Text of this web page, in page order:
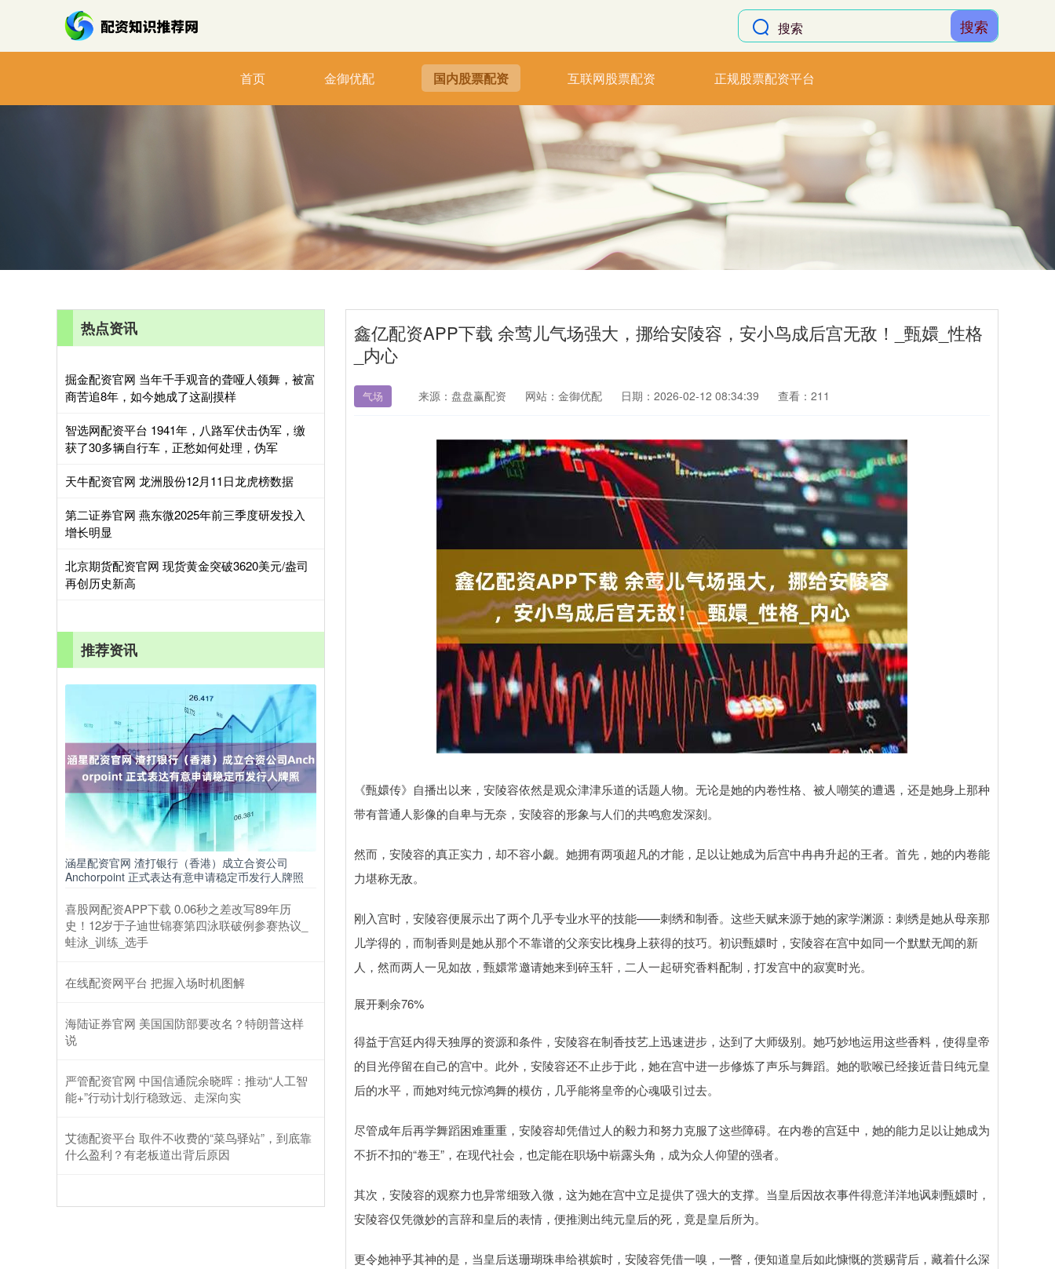
搜索
首页 金御优配 国内股票配资 互联网股票配资 正规股票配资平台
鑫亿配资APP下载 余莺儿气场强大，挪给安陵容，安小鸟成后宫无敌！_甄嬛_性格
_内心
气场 来源：盘盘赢配资 网站：金御优配 日期：2026-02-12 08:34:39 查看：211
《甄嬛传》自播出以来，安陵容依然是观众津津乐道的话题人物。无论是她的内卷性格、被人嘲笑的遭遇，还是她身上那种
带有普通人影像的自卑与无奈，安陵容的形象与人们的共鸣愈发深刻。
然而，安陵容的真正实力，却不容小觑。她拥有两项超凡的才能，足以让她成为后宫中冉冉升起的王者。首先，她的内卷能
力堪称无敌。
刚入宫时，安陵容便展示出了两个几乎专业水平的技能——刺绣和制香。这些天赋来源于她的家学渊源：刺绣是她从母亲那
儿学得的，而制香则是她从那个不靠谱的父亲安比槐身上获得的技巧。初识甄嬛时，安陵容在宫中如同一个默默无闻的新
人，然而两人一见如故，甄嬛常邀请她来到碎玉轩，二人一起研究香料配制，打发宫中的寂寞时光。
展开剩余76%
得益于宫廷内得天独厚的资源和条件，安陵容在制香技艺上迅速进步，达到了大师级别。她巧妙地运用这些香料，使得皇帝
的目光停留在自己的宫中。此外，安陵容还不止步于此，她在宫中进一步修炼了声乐与舞蹈。她的歌喉已经接近昔日纯元皇
后的水平，而她对纯元惊鸿舞的模仿，几乎能将皇帝的心魂吸引过去。
尽管成年后再学舞蹈困难重重，安陵容却凭借过人的毅力和努力克服了这些障碍。在内卷的宫廷中，她的能力足以让她成为
不折不扣的“卷王”，在现代社会，也定能在职场中崭露头角，成为众人仰望的强者。
其次，安陵容的观察力也异常细致入微，这为她在宫中立足提供了强大的支撑。当皇后因故衣事件得意洋洋地讽刺甄嬛时，
安陵容仅凭微妙的言辞和皇后的表情，便推测出纯元皇后的死，竟是皇后所为。
更令她神乎其神的是，当皇后送珊瑚珠串给祺嫔时，安陵容凭借一嗅，一瞥，便知道皇后如此慷慨的赏赐背后，藏着什么深
热点资讯
掘金配资官网 当年千手观音的聋哑人领舞，被富
商苦追8年，如今她成了这副摸样
智选网配资平台 1941年，八路军伏击伪军，缴
获了30多辆自行车，正愁如何处理，伪军
天牛配资官网 龙洲股份12月11日龙虎榜数据
第二证券官网 燕东微2025年前三季度研发投入
增长明显
北京期货配资官网 现货黄金突破3620美元/盎司
再创历史新高
推荐资讯
涵星配资官网 渣打银行（香港）成立合资公司
Anchorpoint 正式表达有意申请稳定币发行人牌照
喜股网配资APP下载 0.06秒之差改写89年历
史！12岁于子迪世锦赛第四泳联破例参赛热议_
蛙泳_训练_选手
在线配资网平台 把握入场时机图解
海陆证券官网 美国国防部要改名？特朗普这样
说
严管配资官网 中国信通院余晓晖：推动“人工智
能+”行动计划行稳致远、走深向实
艾德配资平台 取件不收费的“菜鸟驿站”，到底靠
什么盈利？有老板道出背后原因